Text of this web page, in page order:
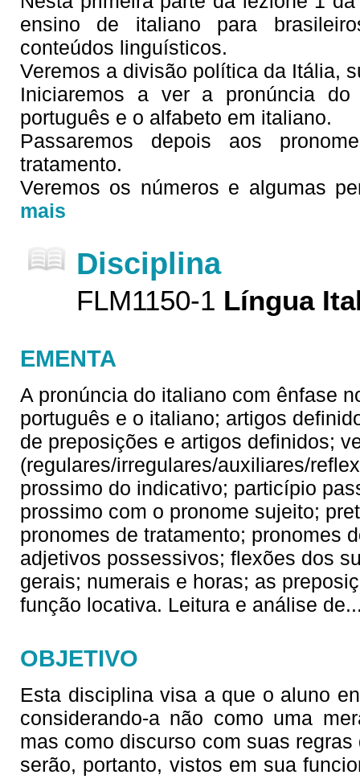
ensino de italiano para
conteúdos linguísticos.
Veremos a divisão política da Itália,
Iniciaremos a ver a pronúncia
português e o alfabeto em italiano.
Passaremos depois aos
tratamento.
Veremos os números e algumas
mais
Disciplina
FLM1150-1 Língua
EMENTA
A pronúncia do italiano com ênfase
português e o italiano; artigos
de preposições e artigos definidos;
(regulares/irregulares/auxiliares/
prossimo do indicativo; particípio
prossimo com o pronome sujeito;
pronomes de tratamento; pronomes
adjetivos possessivos; flexões dos
gerais; numerais e horas; as
função locativa. Leitura e análise de
OBJETIVO
Esta disciplina visa a que o aluno
considerando-a não como uma
mas como discurso com suas
serão, portanto, vistos em sua